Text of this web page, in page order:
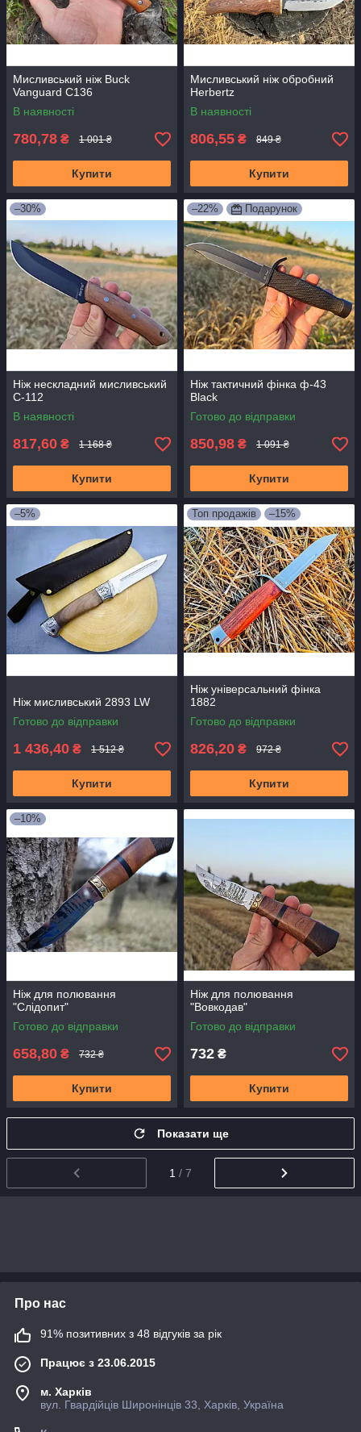
Мисливський ніж Buck
Vanguard С136
В наявності
780,78 ₴ 1 001 ₴
Купити
Мисливський ніж обробний
Herbertz
В наявності
806,55 ₴ 849 ₴
Купити
–30%
Ніж нескладний мисливський
С-112
В наявності
817,60 ₴ 1 168 ₴
Купити
–22% Подарунок
Ніж тактичний фінка ф-43
Black
Готово до відправки
850,98 ₴ 1 091 ₴
Купити
–5%
Ніж мисливський 2893 LW
Готово до відправки
1 436,40 ₴ 1 512 ₴
Купити
Топ продажів –15%
Ніж універсальний фінка
1882
Готово до відправки
826,20 ₴ 972 ₴
Купити
–10%
Ніж для полювання
"Слідопит"
Готово до відправки
658,80 ₴ 732 ₴
Купити
Ніж для полювання
"Вовкодав"
Готово до відправки
732 ₴
Купити
Показати ще
1 / 7
Про нас
91% позитивних з 48 відгуків за рік
Працює з 23.06.2015
м. Харків
вул. Гвардійців Широнінців 33, Харків, Україна